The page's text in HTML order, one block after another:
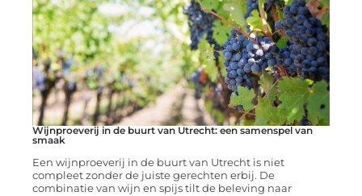
Wijnproeverij in de buurt van Utrecht: een samenspel van
smaak
Een wijnproeverij in de buurt van Utrecht is niet
compleet zonder de juiste gerechten erbij. De
combinatie van wijn en spijs tilt de beleving naar